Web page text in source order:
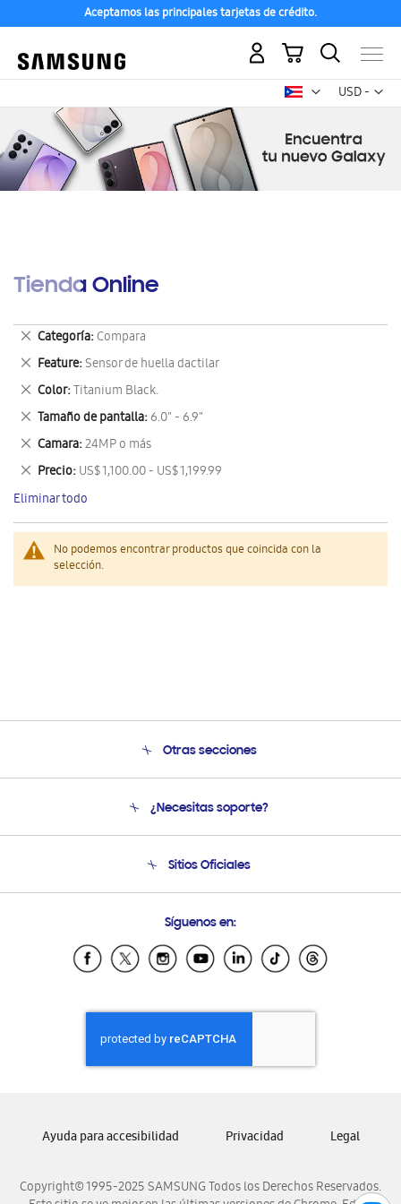
Aceptamos las principales tarjetas de crédito.
USD -
dólar
Mi carrito
Tienda Online
No podemos encontrar productos que coincida con la
selección.
Categoría Compara
Eliminar
este
artículo
Feature Sensor de huella dactilar
Eliminar
este
artículo
Color Titanium Black.
Eliminar
este
artículo
Tamaño de pantalla 6.0" - 6.9"
Eliminar
este
artículo
Camara 24MP o más
Eliminar
este
artículo
Precio US$ 1,100.00 - US$ 1,199.99
Eliminar
este
artículo
Eliminar todo
Otras secciones
Soporte
Condiciones de Compra
¿Necesitas soporte?
Soporte vía eMail
Sitios Oficiales
Samsung Ecuador
Samsung El Salvador
Samsung Honduras
Samsung Nicaragua
Samsung Panamá
Samsung Venezuela
Síguenos en:
Copyright© 1995-2025 SAMSUNG Todos los Derechos Reservados.
Ayuda para accesibilidad Privacidad Legal